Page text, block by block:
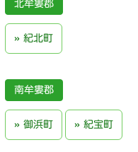
北牟婁郡
紀北町
南牟婁郡
御浜町 紀宝町